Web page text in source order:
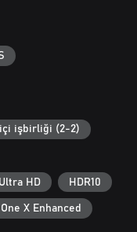
işbirliği (2-2)
HD HDR10
X Enhanced